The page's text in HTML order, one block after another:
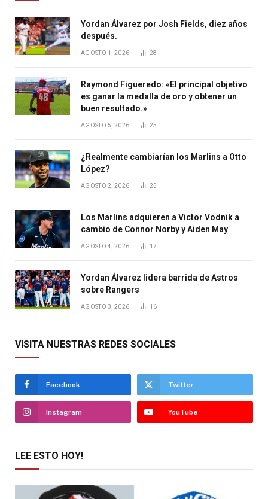
Yordan Álvarez por Josh Fields, diez años
después.
AGOSTO 1, 2026 28
Raymond Figueredo: «El principal objetivo
es ganar la medalla de oro y obtener un
buen resultado.»
AGOSTO 5, 2026 25
¿Realmente cambiarían los Marlins a Otto
López?
AGOSTO 2, 2026 25
Los Marlins adquieren a Victor Vodnik a
cambio de Connor Norby y Aiden May
AGOSTO 4, 2026 17
Yordan Álvarez lidera barrida de Astros
sobre Rangers
AGOSTO 3, 2026 16
VISITA NUESTRAS REDES SOCIALES
Facebook Twitter
Instagram YouTube
LEE ESTO HOY!